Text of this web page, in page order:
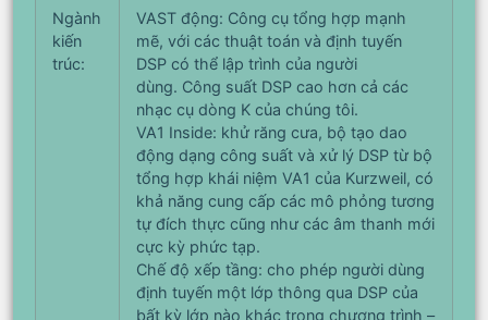
Ngành
kiến ​​​​
trúc:
VAST động: Công cụ tổng hợp mạnh
mẽ, với các thuật toán và định tuyến
DSP có thể lập trình của người
dùng. Công suất DSP cao hơn cả các
nhạc cụ dòng K của chúng tôi.
VA1 Inside: khử răng cưa, bộ tạo dao
động dạng công suất và xử lý DSP từ bộ
tổng hợp khái niệm VA1 của Kurzweil, có
khả năng cung cấp các mô phỏng tương
tự đích thực cũng như các âm thanh mới
cực kỳ phức tạp.
Chế độ xếp tầng: cho phép người dùng
định tuyến một lớp thông qua DSP của
bất kỳ lớp nào khác trong chương trình –